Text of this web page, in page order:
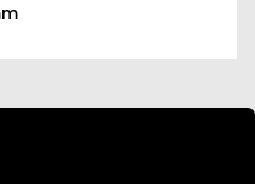
4-fod, dæklag